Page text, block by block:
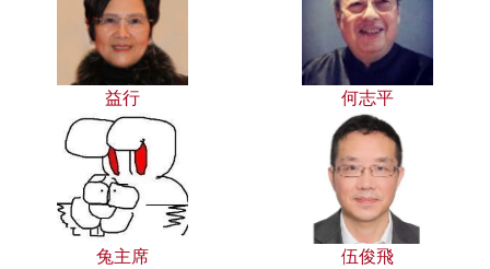
益行 何志平
兔主席 伍俊飛